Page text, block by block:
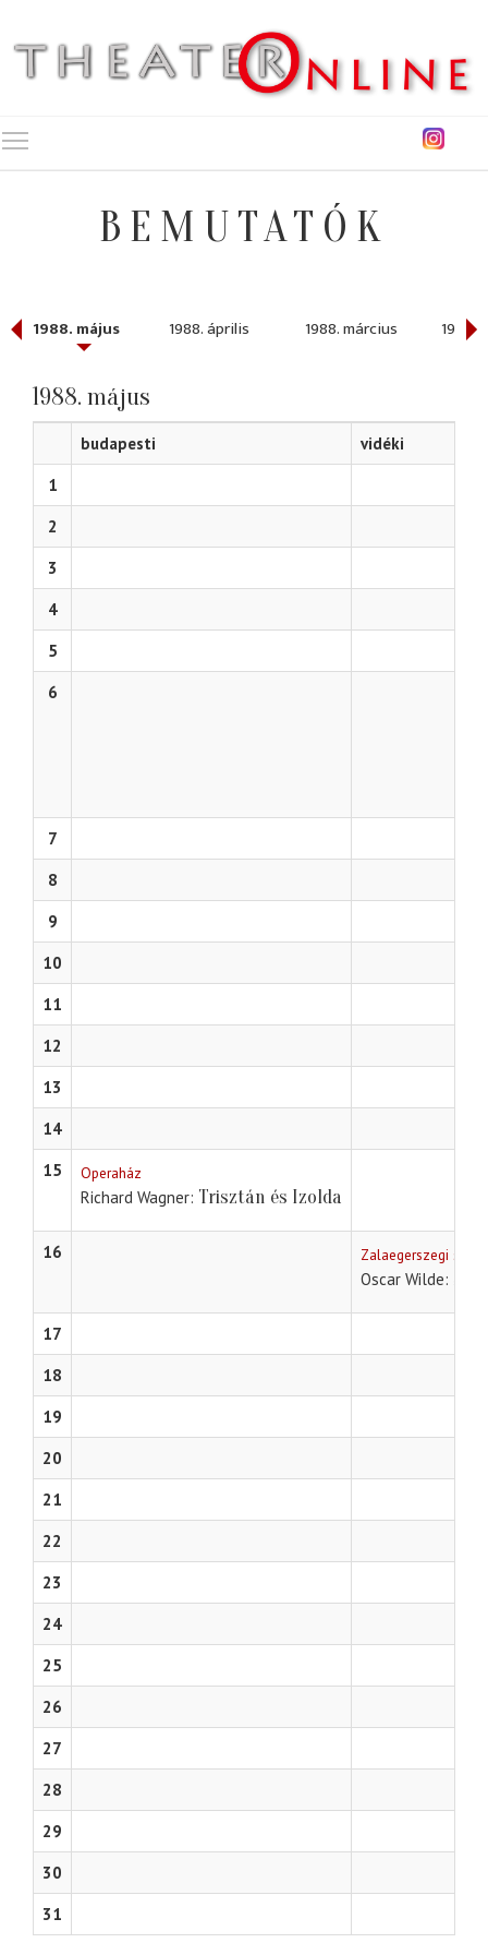
BEMUTATÓK
1988. május 1988. április 1988. március 1988.
1988. május
budapesti
vidéki
1
2
3
4
5
6
7
8
9
10
11
12
13
14
15
Operaház
Richard Wagner Trisztán és Izolda
16 Zalaegerszegi
Oscar Wilde
17
18
19
20
21
22
23
24
25
26
27
28
29
30
31